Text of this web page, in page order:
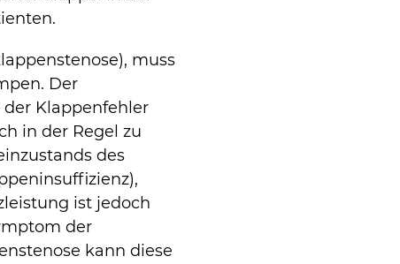
muss
Der
Klappenfehler
in der Regel zu
des
ist jedoch
der
kann diese